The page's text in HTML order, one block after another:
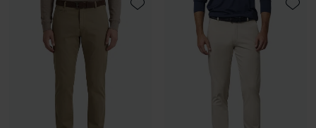
Toevoegen aan favorieten